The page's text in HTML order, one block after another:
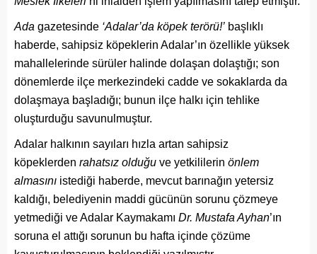
Ada gazetesinde ‘Adalar’da köpek terörü!’ başlıklı
haberde, sahipsiz köpeklerin Adalar’ın özellikle yüksek
mahallelerinde sürüler halinde dolaşan dolaştığı; son
dönemlerde ilçe merkezindeki cadde ve sokaklarda da
dolaşmaya başladığı; bunun ilçe halkı için tehlike
oluşturduğu savunulmuştur.
Adalar halkının sayıları hızla artan sahipsiz
köpeklerden rahatsız olduğu ve yetkililerin önlem
almasını istediği haberde, mevcut barınağın yetersiz
kaldığı, belediyenin maddi gücünün sorunu çözmeye
yetmediği ve Adalar Kaymakamı Dr. Mustafa Ayhan’ın
soruna el attığı sorunun bu hafta içinde çözüme